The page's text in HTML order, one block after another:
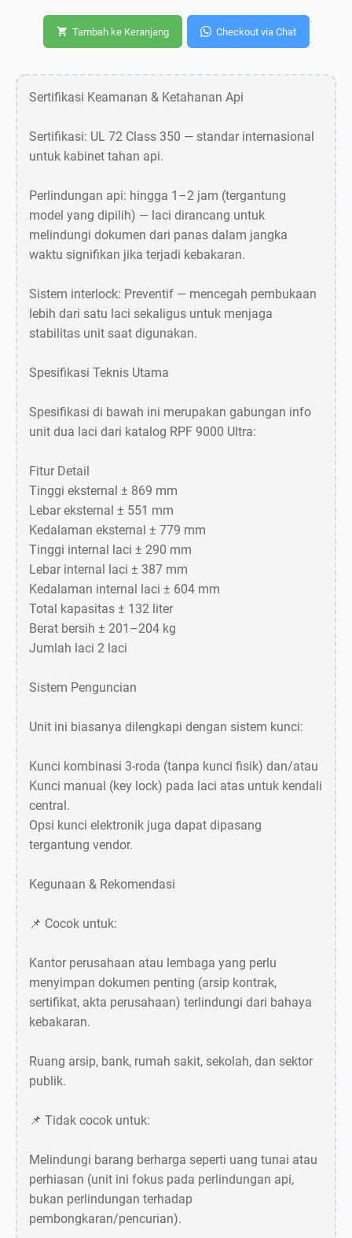
Tambah ke Keranjang Checkout via Chat
Sertifikasi Keamanan & Ketahanan Api
Sertifikasi: UL 72 Class 350 — standar internasional
untuk kabinet tahan api.
Perlindungan api: hingga 1–2 jam (tergantung
model yang dipilih) — laci dirancang untuk
melindungi dokumen dari panas dalam jangka
waktu signifikan jika terjadi kebakaran.
Sistem interlock: Preventif — mencegah pembukaan
lebih dari satu laci sekaligus untuk menjaga
stabilitas unit saat digunakan.
Spesifikasi Teknis Utama
Spesifikasi di bawah ini merupakan gabungan info
unit dua laci dari katalog RPF 9000 Ultra:
Fitur Detail
Tinggi eksternal ± 869 mm
Lebar eksternal ± 551 mm
Kedalaman eksternal ± 779 mm
Tinggi internal laci ± 290 mm
Lebar internal laci ± 387 mm
Kedalaman internal laci ± 604 mm
Total kapasitas ± 132 liter
Berat bersih ± 201–204 kg
Jumlah laci 2 laci
Sistem Penguncian
Unit ini biasanya dilengkapi dengan sistem kunci:
Kunci kombinasi 3-roda (tanpa kunci fisik) dan/atau
Kunci manual (key lock) pada laci atas untuk kendali
central.
Opsi kunci elektronik juga dapat dipasang
tergantung vendor.
Kegunaan & Rekomendasi
📌 Cocok untuk:
Kantor perusahaan atau lembaga yang perlu
menyimpan dokumen penting (arsip kontrak,
sertifikat, akta perusahaan) terlindungi dari bahaya
kebakaran.
Ruang arsip, bank, rumah sakit, sekolah, dan sektor
publik.
📌 Tidak cocok untuk:
Melindungi barang berharga seperti uang tunai atau
perhiasan (unit ini fokus pada perlindungan api,
bukan perlindungan terhadap
pembongkaran/pencurian).